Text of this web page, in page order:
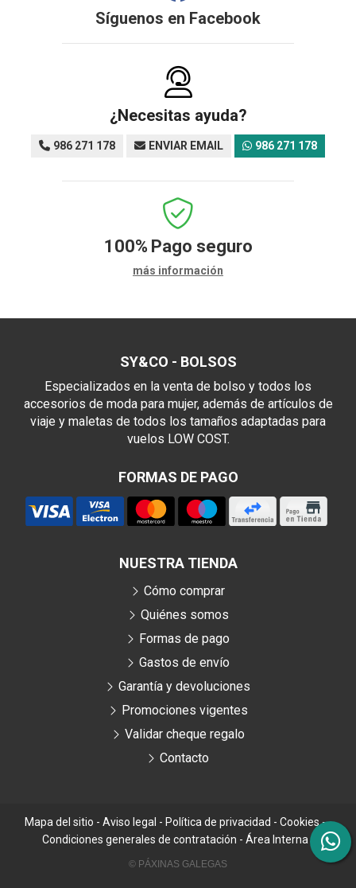
Síguenos en Facebook
¿Necesitas ayuda?
986 271 178 ENVIAR EMAIL 986 271 178
100% Pago seguro
más información
SY&CO - BOLSOS
Especializados en la venta de bolso y todos los
accesorios de moda para mujer, además de artículos de
viaje y maletas de todos los tamaños adaptadas para
vuelos LOW COST.
FORMAS DE PAGO
NUESTRA TIENDA
Cómo comprar
Quiénes somos
Formas de pago
Gastos de envío
Garantía y devoluciones
Promociones vigentes
Validar cheque regalo
Contacto
Mapa del sitio - Aviso legal - Política de privacidad - Cookies-
Condiciones generales de contratación - Área Interna
© PÁXINAS GALEGAS